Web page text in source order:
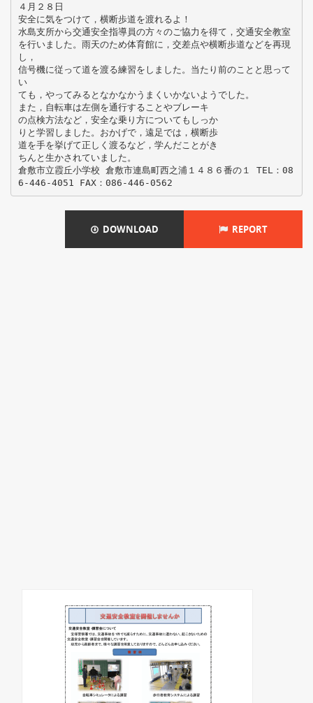
４月２８日
安全に気をつけて，横断歩道を渡れるよ！
水島支所から交通安全指導員の方々のご協力を得て，交通安全教室
を行いました。雨天のため体育館に，交差点や横断歩道などを再現
し，
信号機に従って道を渡る練習をしました。当たり前のことと思って
い
ても，やってみるとなかなかうまくいかないようでした。
また，自転車は左側を通行することやブレーキ
の点検方法など，安全な乗り方についてもしっか
りと学習しました。おかげで，遠足では，横断歩
道を手を挙げて正しく渡るなど，学んだことがき
ちんと生かされていました。
倉敷市立霞丘小学校 倉敷市連島町西之浦１４８６番の１ TEL：08
DOWNLOAD REPORT